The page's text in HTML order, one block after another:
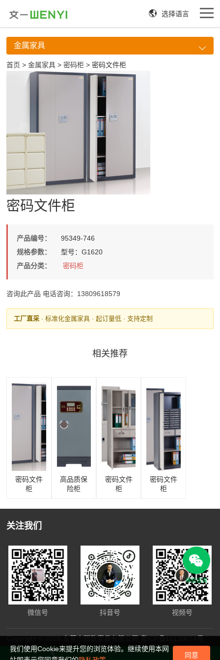
选择语言
金属家具
首页 >金属家具 > 密码柜 > 密码文件柜
密码文件柜
产品编号：
95349-746
规格参数：
型号：G1620
产品分类：
密码柜
咨询此产品 电话咨询：13809618579
工厂直采 · 标准化金属家具 · 起订量低 · 支持定制
相关推荐
密码文件
柜
高品质保
险柜
密码文件
柜
密码文件
柜
关注我们
微信号 抖音号 视频号
Copyright © 2026 东莞市观致家具有限公司粤ICP备16120074号
微信咨询
我们使用Cookie来提升您的浏览体验。继续使用本网
同意